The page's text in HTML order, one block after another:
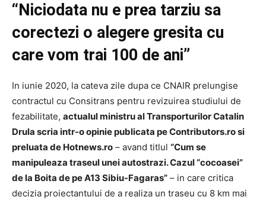
“Niciodata nu e prea tarziu sa
corectezi o alegere gresita cu
care vom trai 100 de ani”
In iunie 2020, la cateva zile dupa ce CNAIR prelungise
contractul cu Consitrans pentru revizuirea studiului de
fezabilitate, actualul ministru al Transporturilor Catalin
Drula scria intr-o opinie publicata pe Contributors.ro si
preluata de Hotnews.ro – avand titlul “Cum se
manipuleaza traseul unei autostrazi. Cazul “cocoasei”
de la Boita de pe A13 Sibiu-Fagaras” – in care critica
decizia proiectantului de a realiza un traseu cu 8 km mai